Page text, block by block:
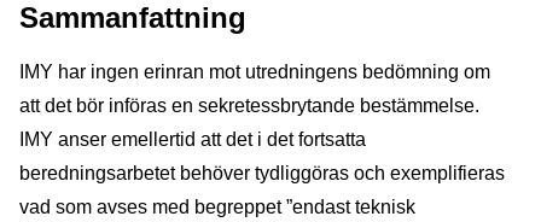
Sammanfattning
IMY har ingen erinran mot utredningens bedömning om
att det bör införas en sekretessbrytande bestämmelse.
IMY anser emellertid att det i det fortsatta
beredningsarbetet behöver tydliggöras och exemplifieras
vad som avses med begreppet ”endast teknisk